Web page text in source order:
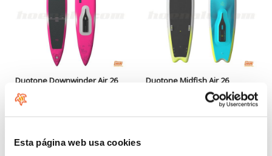
Esta página web usa cookies
Duotone Downwinder Air 26
€999
Duotone Midfish Air 26